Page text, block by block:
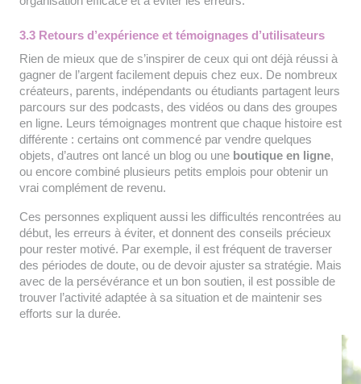
3.3 Retours d’expérience et témoignages d’utilisateurs
Rien de mieux que de s’inspirer de ceux qui ont déjà réussi à
gagner de l’argent facilement depuis chez eux. De nombreux
créateurs, parents, indépendants ou étudiants partagent leurs
parcours sur des podcasts, des vidéos ou dans des groupes
en ligne. Leurs témoignages montrent que chaque histoire est
différente : certains ont commencé par vendre quelques
objets, d’autres ont lancé un blog ou une boutique en ligne,
ou encore combiné plusieurs petits emplois pour obtenir un
vrai complément de revenu.
Ces personnes expliquent aussi les difficultés rencontrées au
début, les erreurs à éviter, et donnent des conseils précieux
pour rester motivé. Par exemple, il est fréquent de traverser
des périodes de doute, ou de devoir ajuster sa stratégie. Mais
avec de la persévérance et un bon soutien, il est possible de
trouver l’activité adaptée à sa situation et de maintenir ses
efforts sur la durée.